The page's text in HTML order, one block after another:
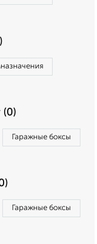
(0)
Гаражные боксы
Гаражные боксы